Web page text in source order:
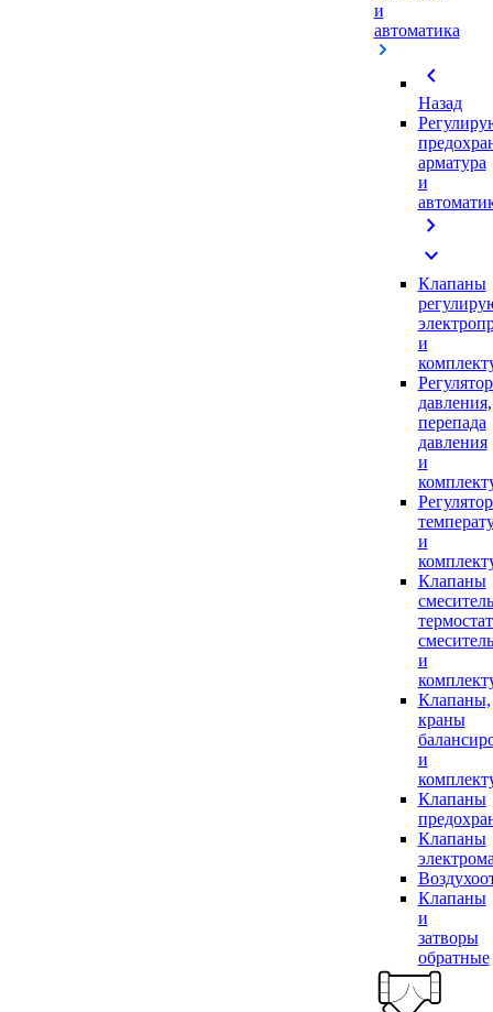
и
автоматика
chevron_left
Назад
арматура
и
chevron_right
expand_more
Клапаны
и
давления,
перепада
давления
и
и
Клапаны
и
Клапаны,
краны
и
Клапаны
Клапаны
Клапаны
и
затворы
обратные